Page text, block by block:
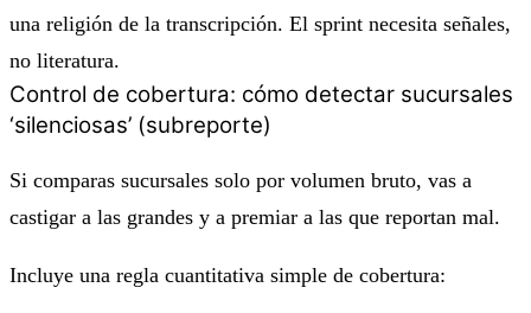
una religión de la transcripción. El sprint necesita señales,
no literatura.
Control de cobertura: cómo detectar sucursales
‘silenciosas’ (subreporte)
Si comparas sucursales solo por volumen bruto, vas a
castigar a las grandes y a premiar a las que reportan mal.
Incluye una regla cuantitativa simple de cobertura: